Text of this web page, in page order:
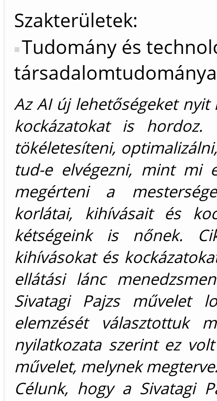
Szakterületek:
Tudomány és
Az AI új lehetőségeket
kockázatokat is hordoz.
tökéletesíteni,
tud-e elvégezni, mint mi
megérteni a
korlátai, kihívásait és
kétségeink is nőnek.
kihívásokat és
ellátási lánc
Sivatagi Pajzs művelet
elemzését választottuk
nyilatkozata szerint ez
művelet, melynek
Célunk, hogy a Sivatagi